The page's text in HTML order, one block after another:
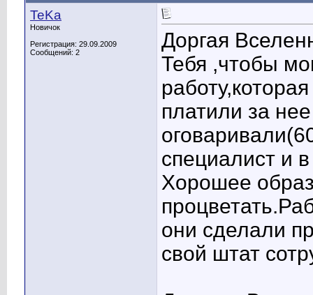
TeKa
Новичок
Регистрация: 29.09.2009
Сообщений: 2
Доргая
Тебя ,чтобы
платили за
специалист и
Хорошее
они сделали
свой штат